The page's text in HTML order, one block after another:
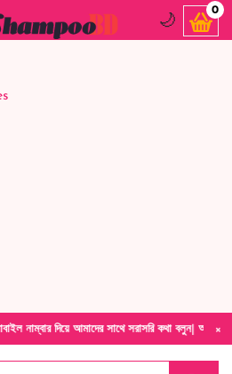
×
আমাদের সাথে সরাসরি কথা বলুন| আমাদের
🌙
0